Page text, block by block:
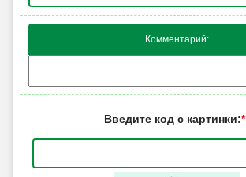
Комментарий:
Введите код с картинки:*